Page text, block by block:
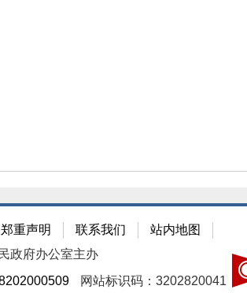
郑重声明 联系我们
站内地图
政府办公室主办
网站标识码：3202820041